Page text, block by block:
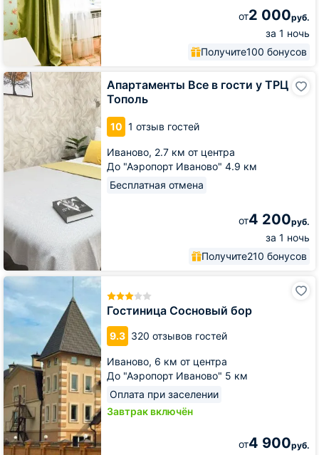
от2 000руб.
за 1 ночь
Получите100 бонусов
Апартаменты Все в гости у ТРЦ
Тополь
10 1 отзыв гостей
Иваново, 2.7 км от центра
До "Аэропорт Иваново" 4.9 км
Бесплатная отмена
от4 200руб.
за 1 ночь
Получите210 бонусов
Апартаменты
Все
гости
ТРЦ
Тополь
Гостиница Сосновый бор
9.3 320 отзывов гостей
Иваново, 6 км от центра
До "Аэропорт Иваново" 5 км
Оплата при заселении
Завтрак включён
от4 900руб.
Гостиница
Сосновый
бор